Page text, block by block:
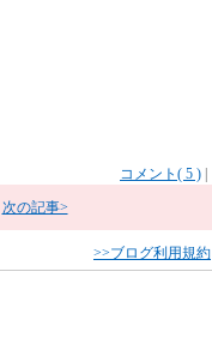
コメント( 5 )
次の記事>
>>ブログ利用規約